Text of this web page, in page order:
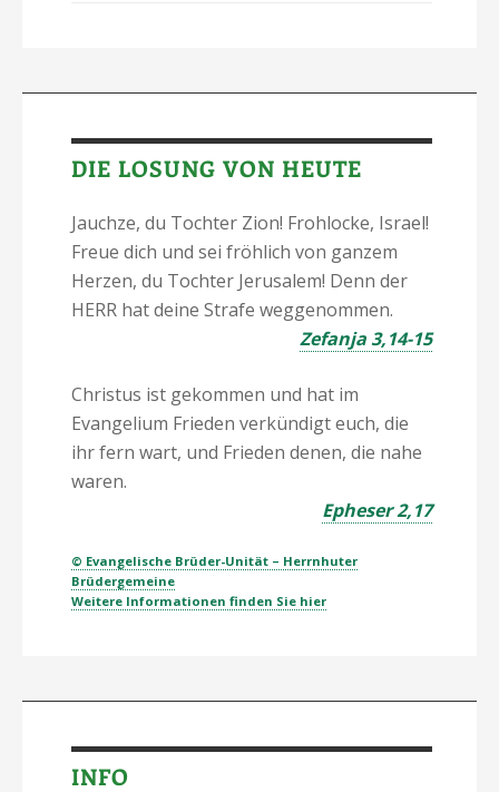
DIE LOSUNG VON HEUTE
Jauchze, du Tochter Zion! Frohlocke, Israel!
Freue dich und sei fröhlich von ganzem
Herzen, du Tochter Jerusalem! Denn der
HERR hat deine Strafe weggenommen.
Zefanja 3,14-15
Christus ist gekommen und hat im
Evangelium Frieden verkündigt euch, die
ihr fern wart, und Frieden denen, die nahe
waren.
Epheser 2,17
© Evangelische Brüder-Unität – Herrnhuter
Brüdergemeine
Weitere Informationen finden Sie hier
INFO